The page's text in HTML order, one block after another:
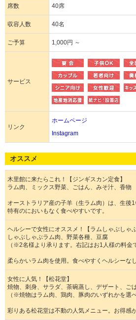
席数 40席
収容人数 40名
ご予算 1,000円 ～
サービス
リンク
ホームページ
Instagram
オススメ
木里館に来たらこれ！【ジンギスカン定食】
ラム肉、ミックス野菜、ごはん、みそ汁、香物
オーストラリア産の子羊（生ラム肉）は、生後1
特有のにおいもなく食べやすいです。
ヘルシーで女性にオススメ！【ラムしゃぶしゃぶ
しゃぶしゃぶラム肉、野菜各種、豆腐
（※2名様より承ります。右記はお1人様の料金
柔らかいラム肉を使用。食べやすくヘルシーな
女性に人気！【松花堂】
焼物、刺身、サラダ、茶碗蒸し、デザート、ご
（※焼物はラム肉、鶏肉、豚肉のいずれかを選べ
彩りある松花堂は不動の人気メニュー。お得感